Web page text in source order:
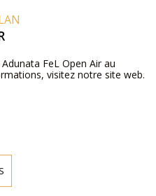
FeL Open Air au
visitez notre site web.